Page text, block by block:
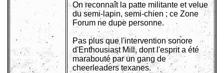
On reconnaît la patte militante et velue
du semi-lapin, semi-chien ; ce Zone
Forum ne dupe personne.
Pas plus que l'intervention sonore
d'Enthousiast Mill, dont l'esprit a été
marabouté par un gang de
cheerleaders texanes.